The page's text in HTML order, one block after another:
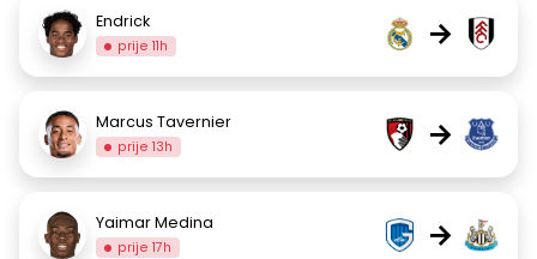
Endrick
prije 11h →
Marcus Tavernier
prije 13h →
Yaimar Medina
prije 17h →